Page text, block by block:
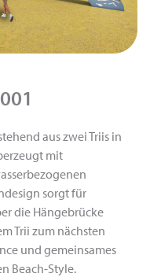
aus zwei Triis in
mit
sorgt für
die Hängebrücke
Trii zum nächsten
und gemeinsames
Beach-Style.